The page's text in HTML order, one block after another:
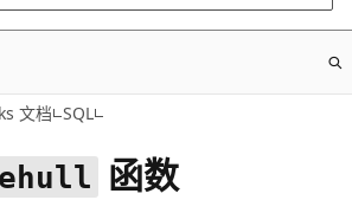
文档 SQL
函数